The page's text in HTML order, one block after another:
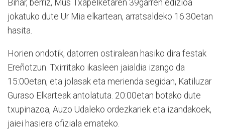
Bihar, berriz, Mus Txapelketaren 39garren edizioa
jokatuko dute Ur Mia elkartean, arratsaldeko 16:30etan
hasita.
Horien ondotik, datorren os­tiralean hasiko dira festak
Ereñotzun. Txirritako ikasleen jaialdia izango da
15:00etan, eta jolasak eta merienda segidan, Katiluzar
Guraso Elkarteak antolatuta. 20:00etan botako dute
txupinazoa, Auzo Udaleko ordezkariek eta izandakoek,
jaiei hasiera ofiziala emateko.